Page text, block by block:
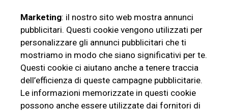
Marketing: il nostro sito web mostra annunci
pubblicitari. Questi cookie vengono utilizzati per
personalizzare gli annunci pubblicitari che ti
mostriamo in modo che siano significativi per te.
Questi cookie ci aiutano anche a tenere traccia
dell’efficienza di queste campagne pubblicitarie.
Le informazioni memorizzate in questi cookie
possono anche essere utilizzate dai fornitori di